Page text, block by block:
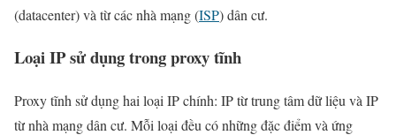
(datacenter) và từ các nhà mạng (ISP) dân cư.
Loại IP sử dụng trong proxy tĩnh
Proxy tĩnh sử dụng hai loại IP chính: IP từ trung tâm dữ liệu và IP
từ nhà mạng dân cư. Mỗi loại đều có những đặc điểm và ứng